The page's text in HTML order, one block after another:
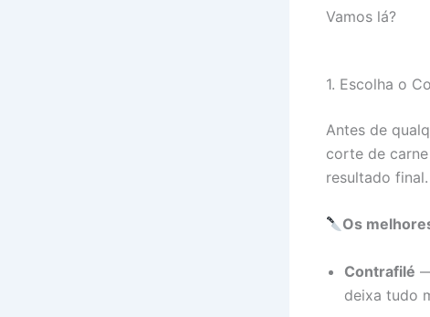
Vamos lá?
1. Escolha o
Antes de
corte de
resultado final.
Os
Contrafilé
deixa tudo